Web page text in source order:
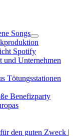
Songs
Spotify
und Unternehmen
Tötungsstationen
Benefizparty
den guten Zweck |